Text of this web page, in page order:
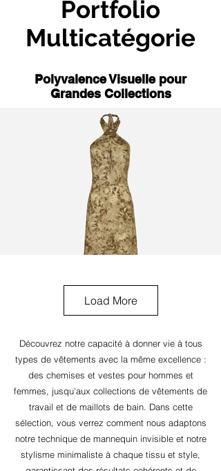
Portfolio
Multicatégorie
Polyvalence Visuelle pour
Grandes Collections
Load More
Découvrez notre capacité à donner vie à tous
types de vêtements avec la même excellence :
des chemises et vestes pour hommes et
femmes, jusqu'aux collections de vêtements de
travail et de maillots de bain. Dans cette
sélection, vous verrez comment nous adaptons
notre technique de mannequin invisible et notre
stylisme minimaliste à chaque tissu et style,